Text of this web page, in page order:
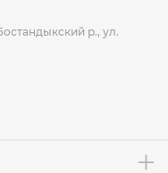
р., ул.